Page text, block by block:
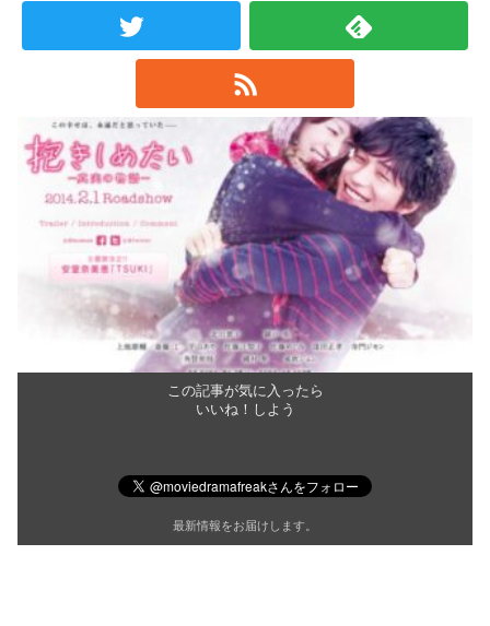
この記事が気に入ったら
いいね！しよう
最新情報をお届けします。